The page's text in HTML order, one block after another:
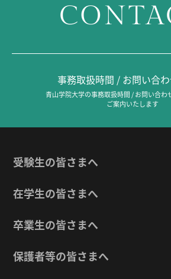
事務取扱時間 / お問い合
青山学院大学の事務取扱時間 / お問い合わ
ご案内いたします
受験生の皆さまへ
在学生の皆さまへ
卒業生の皆さまへ
保護者等の皆さまへ